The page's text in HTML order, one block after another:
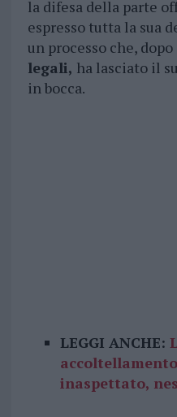
la difesa della parte
espresso tutta la sua
un processo che, dopo
legali, ha lasciato il
in bocca.
LEGGI ANCHE:
inaspettato,